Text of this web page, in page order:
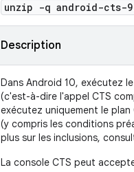
unzip -q android-cts-
Description
Dans Android 10, exécutez
(c'est-à-dire l'appel CTS
exécutez uniquement le
(y compris les conditions
plus sur les inclusions,
La console CTS peut